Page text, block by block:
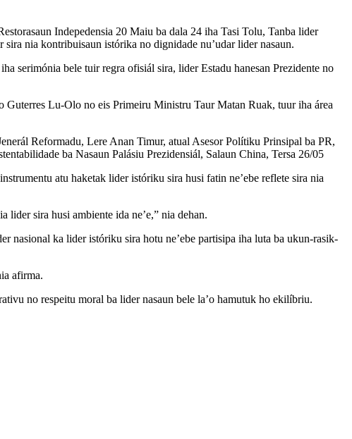
Indepedensia 20 Maiu ba dala 24 iha Tasi Tolu, Tanba lider
nia kontribuisaun istórika no dignidade nu’udar lider nasaun.
serimónia bele tuir regra ofisiál sira, lider Estadu hanesan Prezidente no
Guterres Lu-Olo no eis Primeiru Ministru Taur Matan Ruak, tuur iha área
Reformadu, Lere Anan Timur, atual Asesor Polítiku Prinsipal ba PR,
ba Nasaun Palásiu Prezidensiál, Salaun China, Tersa 26/05
atu haketak lider istóriku sira husi fatin ne’ebe reflete sira nia
lider sira husi ambiente ida ne’e,” nia dehan.
nasional ka lider istóriku sira hotu ne’ebe partisipa iha luta ba ukun-rasik-
afirma.
no respeitu moral ba lider nasaun bele la’o hamutuk ho ekilíbriu.